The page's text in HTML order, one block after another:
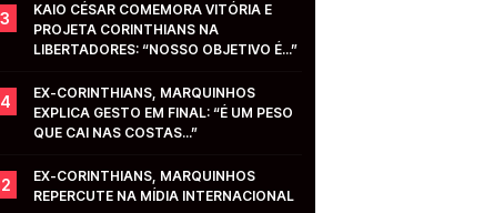
KAIO CÉSAR COMEMORA VITÓRIA E
PROJETA CORINTHIANS NA
LIBERTADORES: “NOSSO OBJETIVO É...”
EX-CORINTHIANS, MARQUINHOS
EXPLICA GESTO EM FINAL: “É UM PESO
QUE CAI NAS COSTAS...”
EX-CORINTHIANS, MARQUINHOS
REPERCUTE NA MÍDIA INTERNACIONAL